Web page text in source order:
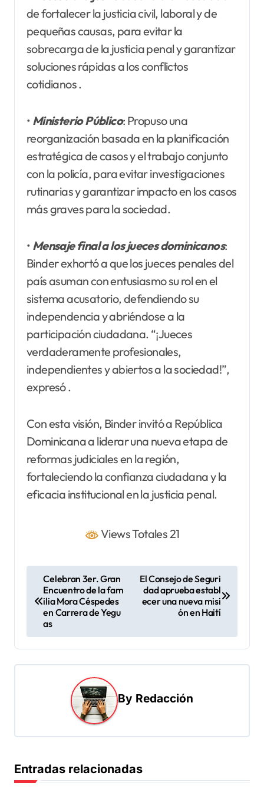
de fortalecer la justicia civil, laboral y de
pequeñas causas, para evitar la
sobrecarga de la justicia penal y garantizar
soluciones rápidas a los conflictos
cotidianos .
• Ministerio Público: Propuso una
reorganización basada en la planificación
estratégica de casos y el trabajo conjunto
con la policía, para evitar investigaciones
rutinarias y garantizar impacto en los casos
más graves para la sociedad.
• Mensaje final a los jueces dominicanos:
Binder exhortó a que los jueces penales del
país asuman con entusiasmo su rol en el
sistema acusatorio, defendiendo su
independencia y abriéndose a la
participación ciudadana. “¡Jueces
verdaderamente profesionales,
independientes y abiertos a la sociedad!”,
expresó .
Con esta visión, Binder invitó a República
Dominicana a liderar una nueva etapa de
reformas judiciales en la región,
fortaleciendo la confianza ciudadana y la
eficacia institucional en la justicia penal.
Views Totales 21
e
g
d
Celebran 3er. Gran
Encuentro de la fam
ilia Mora Céspedes
en Carrera de Yegu
as
El Consejo de Seguri
dad aprueba establ
ecer una nueva misi
ón en Haití
By Redacción
Entradas relacionadas